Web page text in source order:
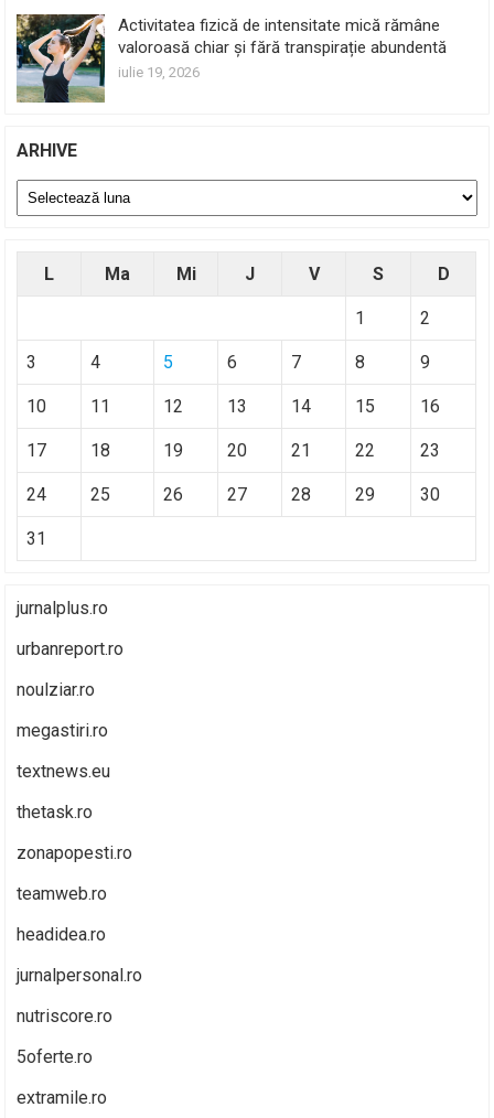
Activitatea fizică de intensitate mică rămâne
valoroasă chiar și fără transpirație abundentă
iulie 19, 2026
ARHIVE
Arhive
L Ma Mi J V S D
1 2
3 4 5 6 7 8 9
10 11 12 13 14 15 16
17 18 19 20 21 22 23
24 25 26 27 28 29 30
31
jurnalplus.ro
urbanreport.ro
noulziar.ro
megastiri.ro
textnews.eu
thetask.ro
zonapopesti.ro
teamweb.ro
headidea.ro
jurnalpersonal.ro
nutriscore.ro
5oferte.ro
extramile.ro